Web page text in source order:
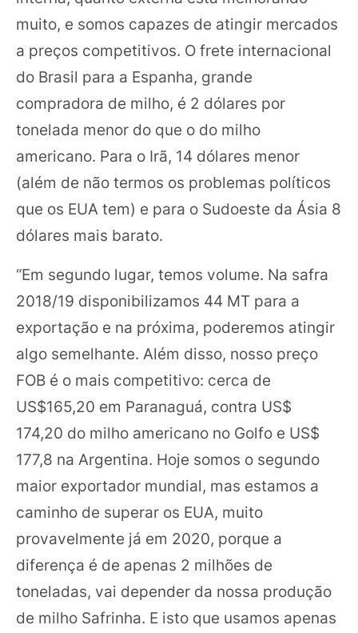
muito, e somos capazes de atingir mercados
a preços competitivos. O frete internacional
do Brasil para a Espanha, grande
compradora de milho, é 2 dólares por
tonelada menor do que o do milho
americano. Para o Irã, 14 dólares menor
(além de não termos os problemas políticos
que os EUA tem) e para o Sudoeste da Ásia 8
dólares mais barato.
“Em segundo lugar, temos volume. Na safra
2018/19 disponibilizamos 44 MT para a
exportação e na próxima, poderemos atingir
algo semelhante. Além disso, nosso preço
FOB é o mais competitivo: cerca de
US$165,20 em Paranaguá, contra US$
174,20 do milho americano no Golfo e US$
177,8 na Argentina. Hoje somos o segundo
maior exportador mundial, mas estamos a
caminho de superar os EUA, muito
provavelmente já em 2020, porque a
diferença é de apenas 2 milhões de
toneladas, vai depender da nossa produção
de milho Safrinha. E isto que usamos apenas